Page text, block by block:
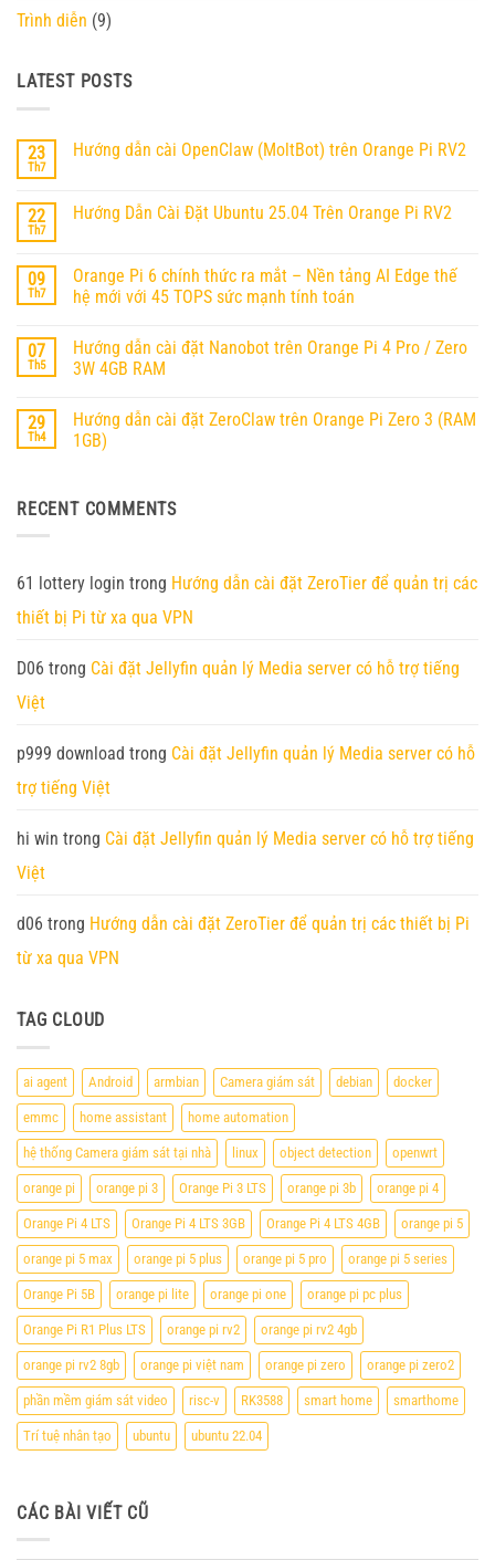
Trình diễn (9)
LATEST POSTS
23
Th7
Hướng dẫn cài OpenClaw (MoltBot) trên Orange Pi RV2
luận
cài
OpenClaw
(MoltBot)
Pi
RV2
22
Th7
Hướng Dẫn Cài Đặt Ubuntu 25.04 Trên Orange Pi RV2
luận
ở
Hướng
Đặt
Ubuntu
25.04
Pi
RV2
09
Th7
Orange Pi 6 chính thức ra mắt – Nền tảng AI Edge thế
hệ mới với 45 TOPS sức mạnh tính toán
bình
luận
ở
6
chính
thức
Nền
tảng
hệ
mới
45
mạnh
tính
07
Th5
Hướng dẫn cài đặt Nanobot trên Orange Pi 4 Pro / Zero
3W 4GB RAM
bình
luận
ở
đặt
Nanobot
4
Pro
Zero
RAM
29
Th4
Hướng dẫn cài đặt ZeroClaw trên Orange Pi Zero 3 (RAM
1GB)
luận
ở
đặt
ZeroClaw
Orange
3
(RAM
RECENT COMMENTS
61 lottery login trong Hướng dẫn cài đặt ZeroTier để quản trị các
thiết bị Pi từ xa qua VPN
D06 trong Cài đặt Jellyfin quản lý Media server có hỗ trợ tiếng
Việt
p999 download trong Cài đặt Jellyfin quản lý Media server có hỗ
trợ tiếng Việt
hi win trong Cài đặt Jellyfin quản lý Media server có hỗ trợ tiếng
Việt
d06 trong Hướng dẫn cài đặt ZeroTier để quản trị các thiết bị Pi
từ xa qua VPN
TAG CLOUD
ai agent Android armbian Camera giám sát debian docker
emmc home assistant home automation
hệ thống Camera giám sát tại nhà linux object detection openwrt
orange pi orange pi 3 Orange Pi 3 LTS orange pi 3b orange pi 4
Orange Pi 4 LTS Orange Pi 4 LTS 3GB Orange Pi 4 LTS 4GB orange pi 5
orange pi 5 max orange pi 5 plus orange pi 5 pro orange pi 5 series
Orange Pi 5B orange pi lite orange pi one orange pi pc plus
Orange Pi R1 Plus LTS orange pi rv2 orange pi rv2 4gb
orange pi rv2 8gb orange pi việt nam orange pi zero orange pi zero2
phần mềm giám sát video risc-v RK3588 smart home smarthome
Trí tuệ nhân tạo ubuntu ubuntu 22.04
CÁC BÀI VIẾT CŨ